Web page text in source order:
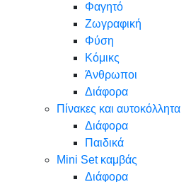
Φαγητό
Ζωγραφική
Φύση
Κόμικς
Άνθρωποι
Διάφορα
Πίνακες και αυτοκόλλητα
Διάφορα
Παιδικά
Mini Set καμβάς
Διάφορα